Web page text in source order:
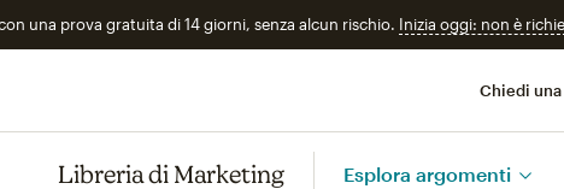
una prova gratuita di 14 giorni, senza alcun rischio. Inizia oggi: non è
Chiedi
Libreria di Marketing Esplora argomenti